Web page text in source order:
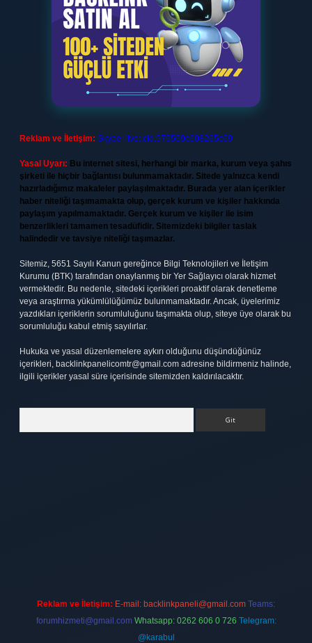
Reklam ve İletişim: Skype: live:.cid.575569c608265c69
Yasal Uyarı: Bu internet sitesi, herhangi bir marka, kurum veya şahıs
şirketi ile hiçbir bağlantısı bulunmamaktadır. Sitede yalnızca kendi
hazırladığımız makaleler paylaşılmaktadır. Burada yer alan içerikler
haber niteliği taşımamakta olup, gerçek kurum ve kişiler hakkında
paylaşım yapılmamaktadır. Gerçek kurum ve kişiler ile isim
benzerlikleri tamamen tesadüfidir. Sitemizdeki bilgiler taslak
halindedir ve tavsiye niteliği taşımazlar.
Sitemiz, 5651 Sayılı Kanun gereğince Bilgi Teknolojileri ve İletişim
Kurumu (BTK) tarafından onaylanmış bir Yer Sağlayıcı olarak hizmet
vermektedir. Bu nedenle, sitedeki içerikleri proaktif olarak denetleme
veya araştırma yükümlülüğümüz bulunmamaktadır. Ancak, üyelerimiz
yazdıkları içeriklerin sorumluluğunu taşımakta olup, siteye üye olarak bu
sorumluluğu kabul etmiş sayılırlar.
Hukuka ve yasal düzenlemelere aykırı olduğunu düşündüğünüz
içerikleri, backlinkpanelicomtr@gmail.com adresine bildirmeniz halinde,
ilgili içerikler yasal süre içerisinde sitemizden kaldırılacaktır.
Reklam ve İletişim: E-mail: backlinkpaneli@gmail.com Teams:
forumhizmeti@gmail.com Whatsapp: 0262 606 0 726 Telegram:
@karabul